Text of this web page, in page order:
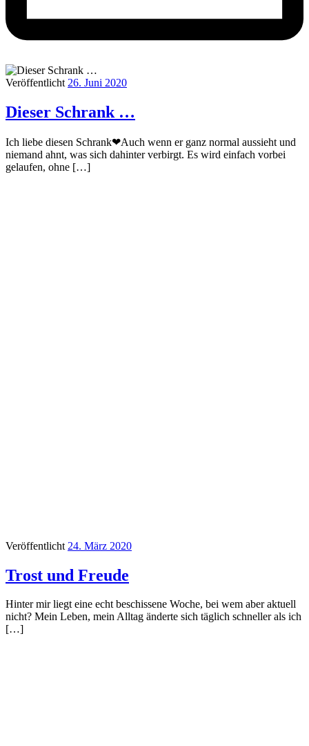
Veröffentlicht 26. Juni 2020
Dieser Schrank …
Ich liebe diesen Schrank❤Auch wenn er ganz normal aussieht und
niemand ahnt, was sich dahinter verbirgt. Es wird einfach vorbei
gelaufen, ohne […]
Veröffentlicht 24. März 2020
Trost und Freude
Hinter mir liegt eine echt beschissene Woche, bei wem aber aktuell
nicht? Mein Leben, mein Alltag änderte sich täglich schneller als ich
[…]